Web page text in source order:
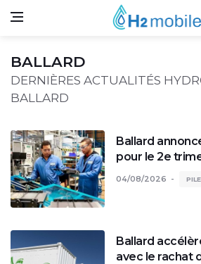
BALLARD
DERNIÈRES ACTUALITÉS
BALLARD
Ballard
pour le 2e
04/08/2026
Ballard
avec le rachat